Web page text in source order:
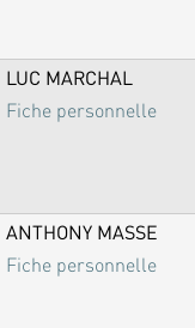
LUC MARCHAL
Fiche personnelle
ANTHONY MASSE
Fiche personnelle